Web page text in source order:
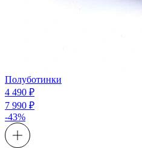
Полуботинки
4 490 ₽
7 990 ₽
-43%